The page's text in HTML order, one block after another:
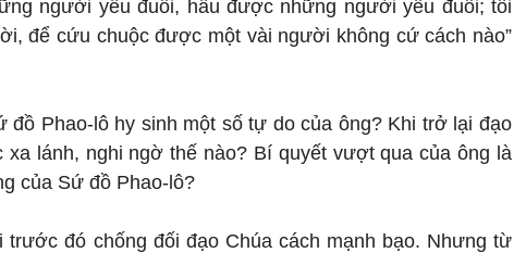
người yếu đuối, hầu được những người yếu đuối; tôi
để cứu chuộc được một vài người không cứ cách nào”
đồ Phao-lô hy sinh một số tự do của ông? Khi trở lại đạo
lánh, nghi ngờ thế nào? Bí quyết vượt qua của ông là
của Sứ đồ Phao-lô?
đó chống đối đạo Chúa cách mạnh bạo. Nhưng từ